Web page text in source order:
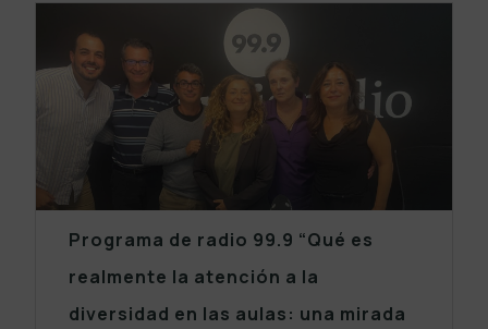
Programa de radio 99.9 “Qué es
realmente la atención a la
diversidad en las aulas: una mirada